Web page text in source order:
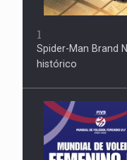
1
Spider-Man Brand
histórico